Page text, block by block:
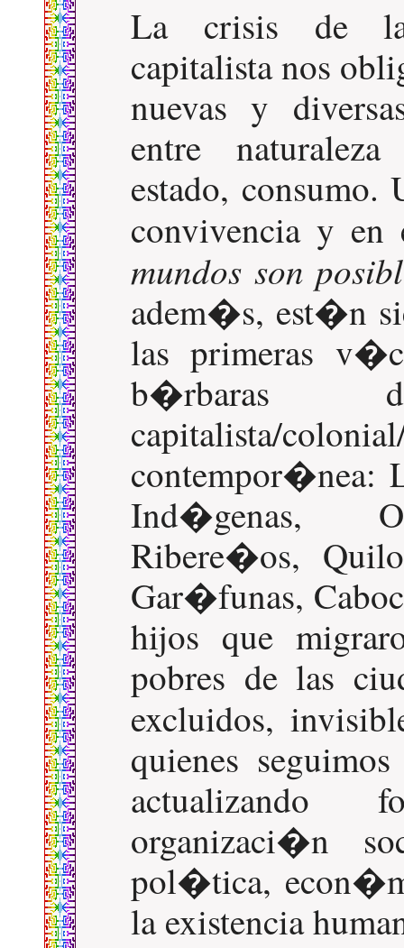
La crisis de
capitalista nos
nuevas y
entre
estado, consumo.
convivencia y
mundos son
adem�s, est�n
las primeras
b�rbaras
capitalista/
contempor�nea:
Ind�genas,
Ribere�os,
Gar�funas,
hijos que
pobres de las
excluidos,
quienes
actualizando
organizaci�n
pol�tica,
la existencia